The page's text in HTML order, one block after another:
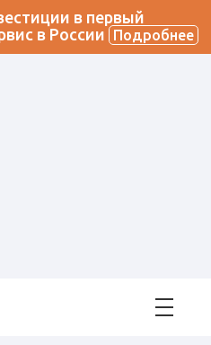
в первый
в России
Подробнее